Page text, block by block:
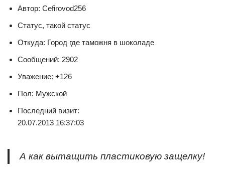
Автор: Cefirovod256
Статус, такой статус
Откуда: Город где таможня в шоколаде
Сообщений: 2902
Уважение: +126
Пол: Мужской
Последний визит:
20.07.2013 16:37:03
А как вытащить пластиковую защелку!